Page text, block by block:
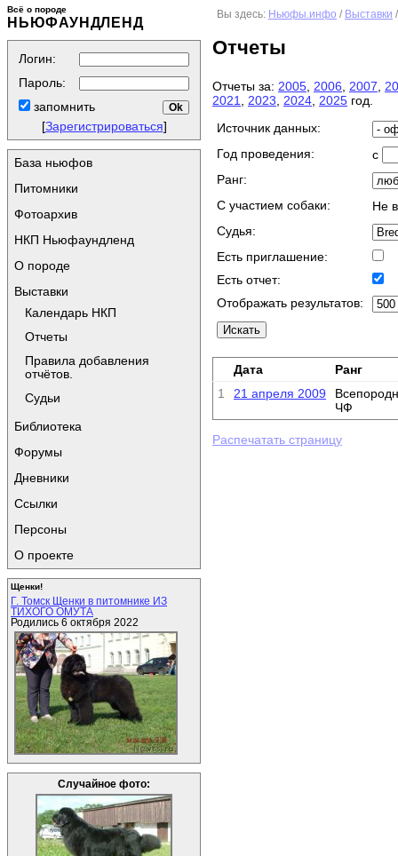
Всё о породе
НЬЮФАУНДЛЕНД
Логин:
Пароль:
запомнить
[Зарегистрироваться]
База ньюфов
Питомники
Фотоархив
НКП Ньюфаундленд
О породе
Выставки
Календарь НКП
Отчеты
Правила добавления
отчётов.
Судьи
Библиотека
Форумы
Дневники
Ссылки
Персоны
О проекте
Щенки!
Г. Томск Щенки в питомнике ИЗ
ТИХОГО ОМУТА
Родились 6 октября 2022
Случайное фото:
Вы здесь: Ньюфы.инфо / Выставки
Отчеты
Отчеты за: 2005 2006 2007
2021
2023 2024 2025 год.
Источник данных:
Год проведения:
с
Ранг:
C участием собаки:
Не
Судья:
Есть приглашение:
Есть отчет:
Отображать результатов:
Дата
Ранг
1
21 апреля 2009
ЧФ
Распечатать страницу